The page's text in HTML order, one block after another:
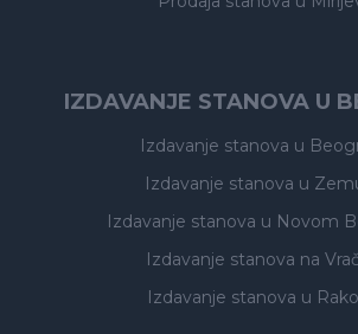
IZDAVANJE STANOVA U
Izdavanje stanova u
Izdavanje stanova u
Izdavanje stanova u Novom
Izdavanje stanova na
Izdavanje stanova u